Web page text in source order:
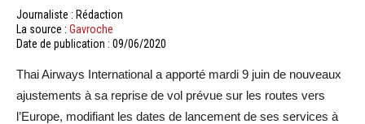
Journaliste : Rédaction
La source : Gavroche
Date de publication : 09/06/2020
Thai Airways International a apporté mardi 9 juin de nouveaux
ajustements à sa reprise de vol prévue sur les routes vers
l’Europe, modifiant les dates de lancement de ses services à